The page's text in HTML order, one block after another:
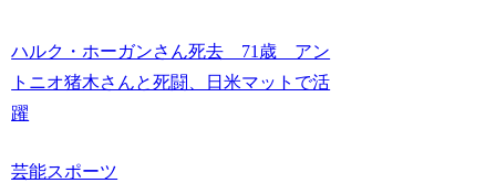
ハルク・ホーガンさん死去 71歳 アン
トニオ猪木さんと死闘、日米マットで活
躍
芸能スポーツ